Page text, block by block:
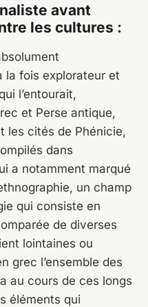
avant
les cultures :
la fois explorateur et
l’entourait,
et Perse antique,
les cités de Phénicie,
dans
a notamment marqué
un champ
qui consiste en
de diverses
lointaines ou
grec l’ensemble des
au cours de ces longs
éléments qui